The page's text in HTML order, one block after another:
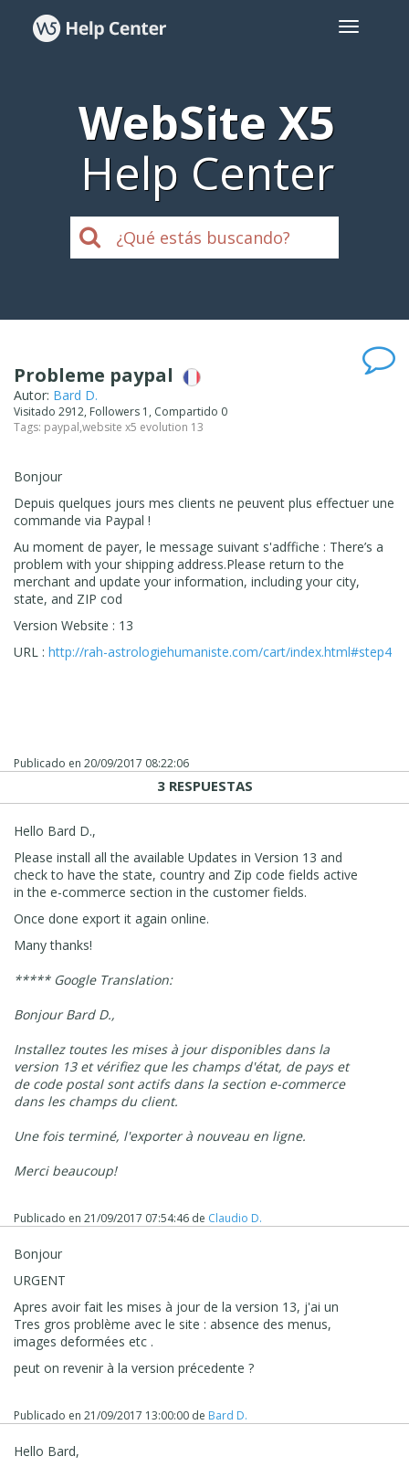
WebSite X5
Help Center
Probleme paypal
Autor: Bard D.
Visitado 2912, Followers 1, Compartido 0
Tags: paypal,website x5 evolution 13
Bonjour
Depuis quelques jours mes clients ne peuvent plus effectuer une
commande via Paypal !
Au moment de payer, le message suivant s'adffiche : There’s a
problem with your shipping address.Please return to the
merchant and update your information, including your city,
state, and ZIP cod
Version Website : 13
URL : http://rah-astrologiehumaniste.com/cart/index.html#step4
Publicado en 20/09/2017 08:22:06
3 RESPUESTAS
Hello Bard D.,
Please install all the available Updates in Version 13 and
check to have the state, country and Zip code fields active
in the e-commerce section in the customer fields.
Once done export it again online.
Many thanks!
***** Google Translation:
Bonjour Bard D.,
Installez toutes les mises à jour disponibles dans la
version 13 et vérifiez que les champs d'état, de pays et
de code postal sont actifs dans la section e-commerce
dans les champs du client.
Une fois terminé, l'exporter à nouveau en ligne.
Merci beaucoup!
Publicado en 21/09/2017 07:54:46 de Claudio D.
Bonjour
URGENT
Apres avoir fait les mises à jour de la version 13, j'ai un
Tres gros problème avec le site : absence des menus,
images deformées etc .
peut on revenir à la version précedente ?
Publicado en 21/09/2017 13:00:00 de Bard D.
Hello Bard,